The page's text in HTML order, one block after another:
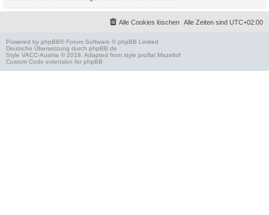
Alle Zeiten sind UTC+02:00
Alle Cookies löschen
Powered by phpBB® Forum Software © phpBB Limited
Deutsche Übersetzung durch phpBB.de
Style VACC-Austria © 2019. Adapted from style proflat Mazeltof
Custom Code extension for phpBB